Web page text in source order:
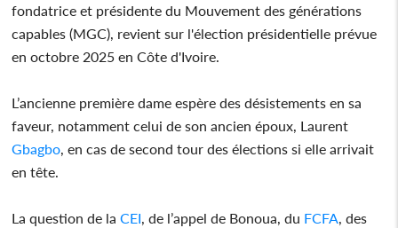
fondatrice et présidente du Mouvement des générations
capables (MGC), revient sur l'élection présidentielle prévue
en octobre 2025 en Côte d'Ivoire.
L’ancienne première dame espère des désistements en sa
faveur, notamment celui de son ancien époux, Laurent
Gbagbo , en cas de second tour des élections si elle arrivait
en tête.
La question de laCEI , de l’appel de Bonoua, du FCFA , des